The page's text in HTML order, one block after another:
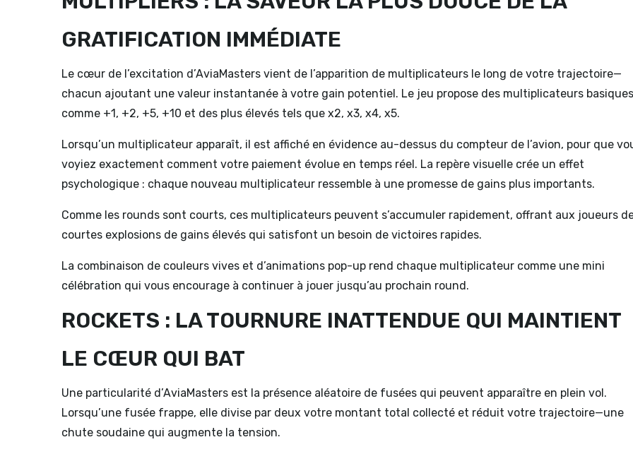
GRATIFICATION IMMÉDIATE
Le cœur de l’excitation d’AviaMasters vient de l’apparition de multiplicateurs le long de votre trajectoire—
chacun ajoutant une valeur instantanée à votre gain potentiel. Le jeu propose des multiplicateurs basiques
comme +1, +2, +5, +10 et des plus élevés tels que x2, x3, x4, x5.
Lorsqu’un multiplicateur apparaît, il est affiché en évidence au-dessus du compteur de l’avion, pour que
voyiez exactement comment votre paiement évolue en temps réel. La repère visuelle crée un effet
psychologique : chaque nouveau multiplicateur ressemble à une promesse de gains plus importants.
Comme les rounds sont courts, ces multiplicateurs peuvent s’accumuler rapidement, offrant aux joueurs
courtes explosions de gains élevés qui satisfont un besoin de victoires rapides.
La combinaison de couleurs vives et d’animations pop-up rend chaque multiplicateur comme une mini
célébration qui vous encourage à continuer à jouer jusqu’au prochain round.
ROCKETS : LA TOURNURE INATTENDUE QUI MAINTIENT
LE CŒUR QUI BAT
Une particularité d’AviaMasters est la présence aléatoire de fusées qui peuvent apparaître en plein vol.
Lorsqu’une fusée frappe, elle divise par deux votre montant total collecté et réduit votre trajectoire—une
chute soudaine qui augmente la tension.